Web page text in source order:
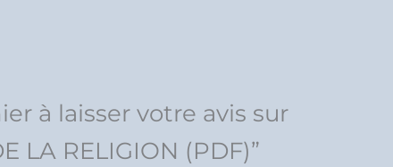
à laisser votre avis sur
LA RELIGION (PDF)”